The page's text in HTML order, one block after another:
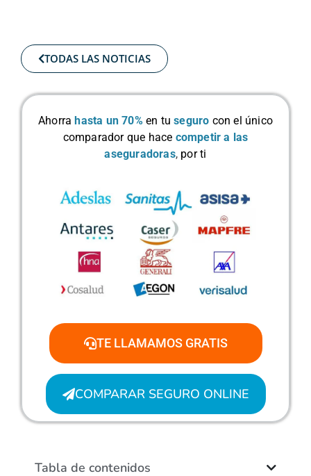
TODAS LAS NOTICIAS
Ahorra hasta un 70% en tuseguro con el único
comparador que hace competir a las
aseguradoras, por ti
TE LLAMAMOS GRATIS
COMPARAR SEGURO ONLINE
Tabla de contenidos